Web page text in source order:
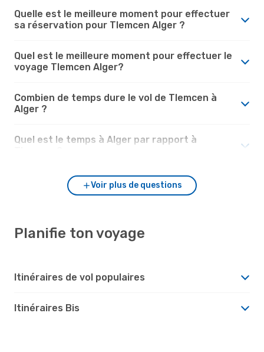
Quelle est le meilleure moment pour effectuer
sa réservation pour Tlemcen Alger ?
Quel est le meilleure moment pour effectuer le
voyage Tlemcen Alger?
Combien de temps dure le vol de Tlemcen à
Alger ?
Quel est le temps à Alger par rapport à
Voir plus de questions
Planifie ton voyage
Itinéraires de vol populaires
Itinéraires Bis